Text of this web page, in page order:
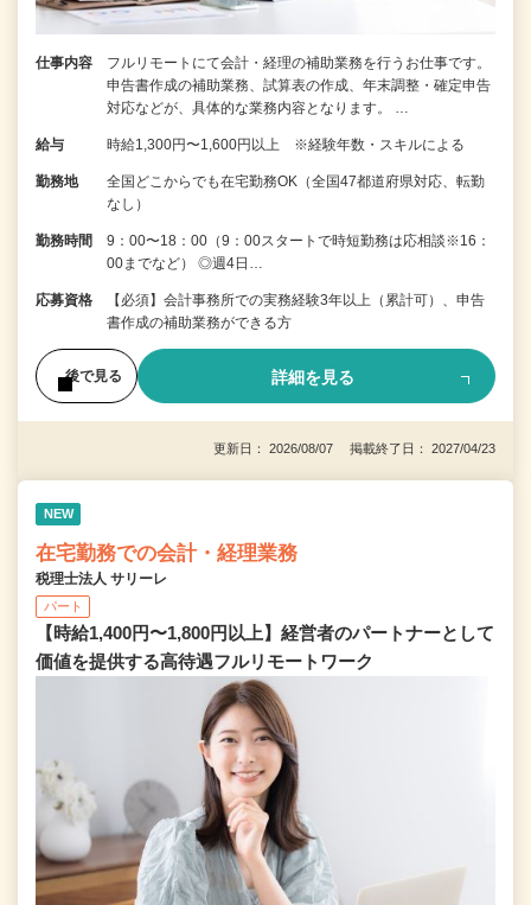
仕事内容
フルリモートにて会計・経理の補助業務を行うお仕事です。
申告書作成の補助業務、試算表の作成、年末調整・確定申告
対応などが、具体的な業務内容となります。 …
給与 時給1,300円〜1,600円以上 ※経験年数・スキルによる
勤務地
全国どこからでも在宅勤務OK（全国47都道府県対応、転勤
なし）
勤務時間
9：00〜18：00（9：00スタートで時短勤務は応相談※16：
00までなど） ◎週4日…
応募資格
【必須】会計事務所での実務経験3年以上（累計可）、申告
書作成の補助業務ができる方
後で見る 詳細を見る
更新日： 2026/08/07 掲載終了日： 2027/04/23
NEW
在宅勤務での会計・経理業務
税理士法人 サリーレ
パート
【時給1,400円〜1,800円以上】経営者のパートナーとして
価値を提供する⾼待遇フルリモートワーク